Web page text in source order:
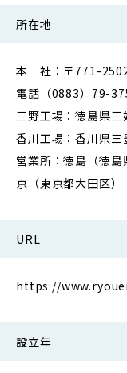
所在地
本 社：〒771-
電話（0883）79-
三野工場：徳島県
香川工場：香川県
営業所：徳島（徳
京（東京都大田区）
URL
https://
設立年